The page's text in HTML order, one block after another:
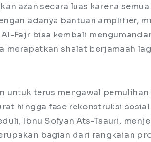
azan secara luas karena
adanya bantuan amplifier,
Fajr bisa kembali
merapatkan shalat berjamaah
untuk terus mengawal
hingga fase rekonstruksi sosial
Ibnu Sofyan Ats-Tsauri,
bagian dari rangkaian